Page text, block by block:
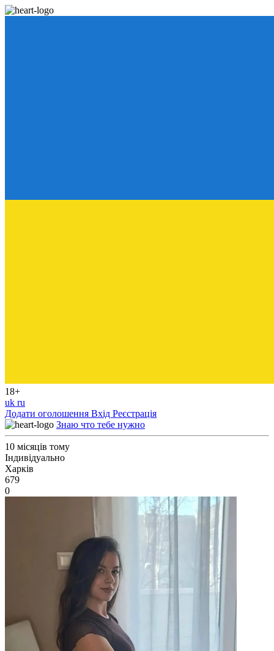
18+
uk ru
Додати оголошення Вхід Реєстрація
Знаю что тебе нужно
10 місяців тому
Індивідуально
Харків
679
0